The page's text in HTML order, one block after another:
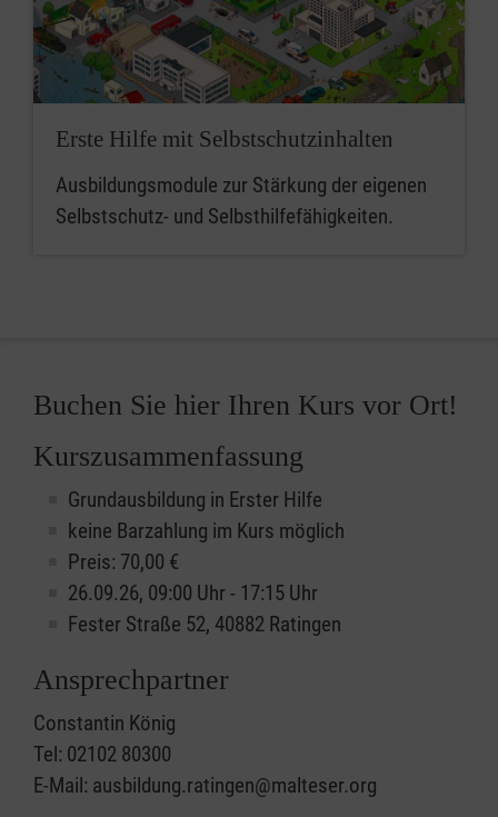
Erste Hilfe mit Selbstschutzinhalten
Ausbildungsmodule zur Stärkung der eigenen
Selbstschutz- und Selbsthilfefähigkeiten.
Buchen Sie hier Ihren Kurs vor Ort!
Kurszusammenfassung
Grundausbildung in Erster Hilfe
keine Barzahlung im Kurs möglich
Preis: 70,00 €
26.09.26, 09:00 Uhr - 17:15 Uhr
Fester Straße 52, 40882 Ratingen
Ansprechpartner
Constantin König
Tel: 02102 80300
E-Mail: ausbildung.ratingen@malteser.org